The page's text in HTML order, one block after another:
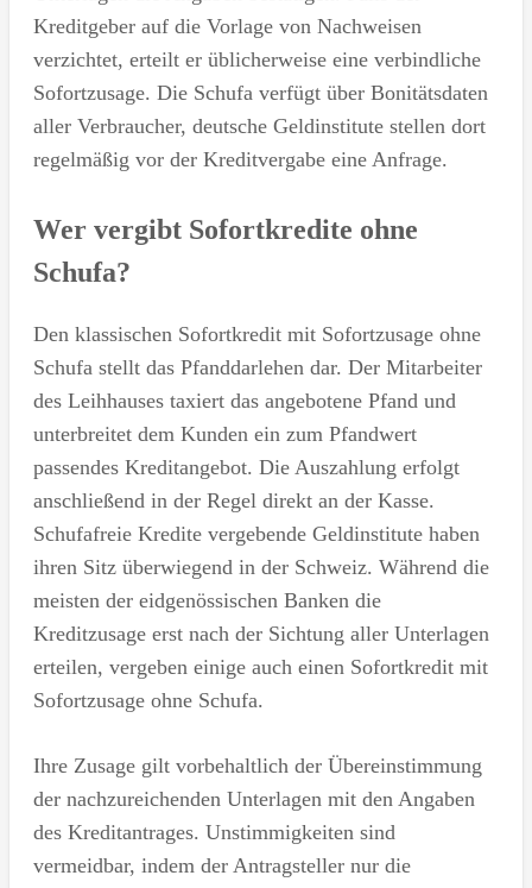
Kreditgeber auf die Vorlage von Nachweisen
verzichtet, erteilt er üblicherweise eine verbindliche
Sofortzusage. Die Schufa verfügt über Bonitätsdaten
aller Verbraucher, deutsche Geldinstitute stellen dort
regelmäßig vor der Kreditvergabe eine Anfrage.
Wer vergibt Sofortkredite ohne
Schufa?
Den klassischen Sofortkredit mit Sofortzusage ohne
Schufa stellt das Pfanddarlehen dar. Der Mitarbeiter
des Leihhauses taxiert das angebotene Pfand und
unterbreitet dem Kunden ein zum Pfandwert
passendes Kreditangebot. Die Auszahlung erfolgt
anschließend in der Regel direkt an der Kasse.
Schufafreie Kredite vergebende Geldinstitute haben
ihren Sitz überwiegend in der Schweiz. Während die
meisten der eidgenössischen Banken die
Kreditzusage erst nach der Sichtung aller Unterlagen
erteilen, vergeben einige auch einen Sofortkredit mit
Sofortzusage ohne Schufa.
Ihre Zusage gilt vorbehaltlich der Übereinstimmung
der nachzureichenden Unterlagen mit den Angaben
des Kreditantrages. Unstimmigkeiten sind
vermeidbar, indem der Antragsteller nur die